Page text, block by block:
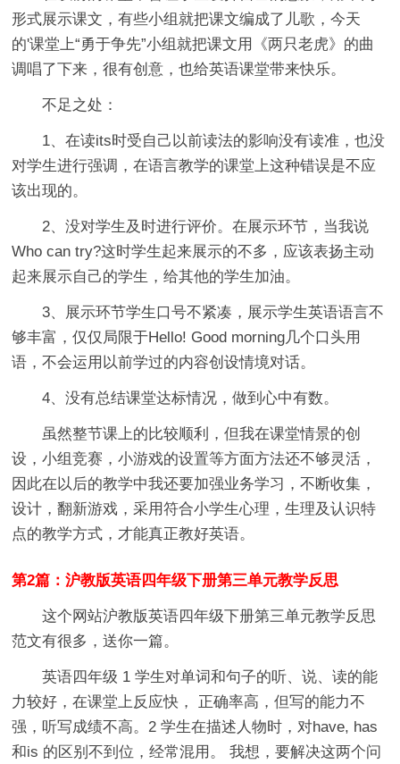
形式展示课文，有些小组就把课文编成了儿歌，今天
的'课堂上“勇于争先”小组就把课文用《两只老虎》的曲
调唱了下来，很有创意，也给英语课堂带来快乐。
不足之处：
1、在读its时受自己以前读法的影响没有读准，也没
对学生进行强调，在语言教学的课堂上这种错误是不应
该出现的。
2、没对学生及时进行评价。在展示环节，当我说
Who can try?这时学生起来展示的不多，应该表扬主动
起来展示自己的学生，给其他的学生加油。
3、展示环节学生口号不紧凑，展示学生英语语言不
够丰富，仅仅局限于Hello! Good morning几个口头用
语，不会运用以前学过的内容创设情境对话。
4、没有总结课堂达标情况，做到心中有数。
虽然整节课上的比较顺利，但我在课堂情景的创
设，小组竞赛，小游戏的设置等方面方法还不够灵活，
因此在以后的教学中我还要加强业务学习，不断收集，
设计，翻新游戏，采用符合小学生心理，生理及认识特
点的教学方式，才能真正教好英语。
第2篇：沪教版英语四年级下册第三单元教学反思
这个网站沪教版英语四年级下册第三单元教学反思
范文有很多，送你一篇。
英语四年级 1 学生对单词和句子的听、说、读的能
力较好，在课堂上反应快， 正确率高，但写的能力不
强，听写成绩不高。2 学生在描述人物时，对have, has
和is 的区别不到位，经常混用。 我想，要解决这两个问